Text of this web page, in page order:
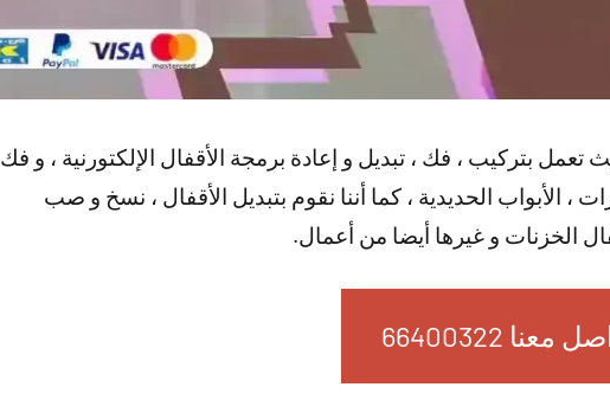
بتركيب ، فك ، تبديل و إعادة برمجة الأقفال الإلكتورنية ، و فك
، الأبواب الحديدية ، كما أننا نقوم بتبديل الأقفال ، نسخ و صب
الخزنات و غيرها أيضا من أعمال.
معنا 66400322